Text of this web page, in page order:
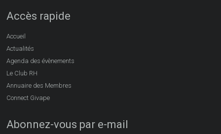
Accès rapide
Accueil
Actualités
Agenda des évènements
Le Club RH
Annuaire des Membres
Connect Givape
Abonnez-vous par e-mail